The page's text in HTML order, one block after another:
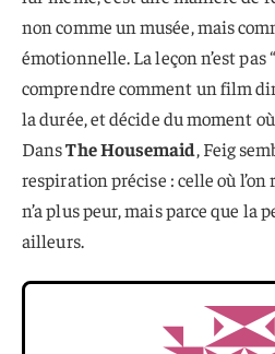
non comme un musée, mais
émotionnelle. La leçon n’est pas
comprendre comment un film
la durée, et décide du moment
DansThe Housemaid, Feig
respiration précise : celle où l’on
n’a plus peur, mais parce que la
ailleurs.